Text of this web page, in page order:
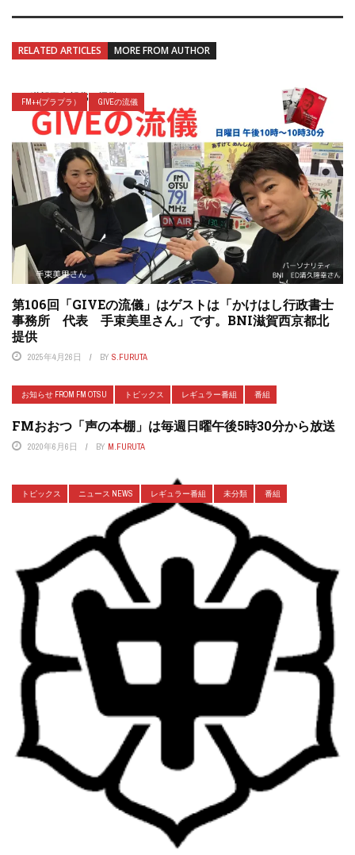
RELATED ARTICLES MORE FROM AUTHOR
FM++(プラプラ） GIVEの流儀
第106回「GIVEの流儀」はゲストは「かけはし行政書士
事務所 代表 手束美里さん」です。BNI滋賀西京都北
提供
2025年4月26日 BY S.FURUTA
お知らせ FROM FM OTSU トピックス レギュラー番組 番組
FMおおつ「声の本棚」は毎週日曜午後5時30分から放送
2020年6月6日 BY M.FURUTA
トピックス ニュース NEWS レギュラー番組 未分類 番組